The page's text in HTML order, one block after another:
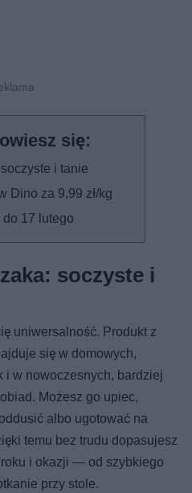
i tanie
Dino za 9,99 zł/kg
do 17 lutego
soczyste i
uniwersalność. Produkt z
się w domowych,
i w nowoczesnych, bardziej
Możesz go upiec,
albo ugotować na
temu bez trudu dopasujesz
i okazji — od szybkiego
przy stole.